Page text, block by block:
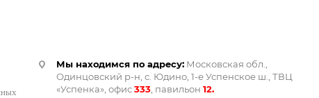
Мы находимся по адресу: Московская обл.,
Одинцовский р-н, с. Юдино, 1-е Успенское ш., ТВЦ
«Успенка», офис333 , павильон 12.